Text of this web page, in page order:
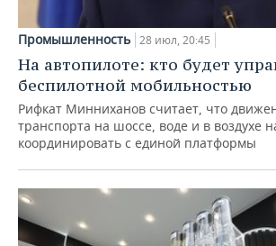
Промышленность 28 июл, 20:45
На автопилоте: кто будет
беспилотной мобильностью
Рифкат Минниханов считает, что
транспорта на шоссе, воде и в воздухе
координировать с единой платформы